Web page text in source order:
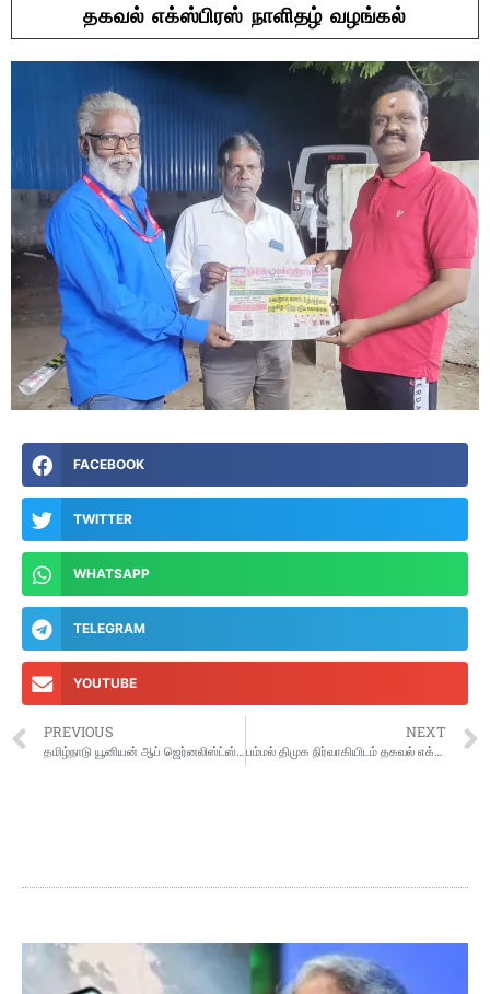
தகவல் எக்ஸ்பிரஸ் நாளிதழ் வழங்கல்
FACEBOOK
TWITTER
WHATSAPP
TELEGRAM
YOUTUBE
PREVIOUS
தமிழ்நாடு யூனியன் ஆப் ஜெர்னலிஸ்ட்ஸ் மாநில அளவிலான கோரிக்கை கருத்தரங்கம்
NEXT
பம்மல் திமுக நிர்வாகியிடம் தகவல் எக்ஸ்பிரஸ் வழங்கல்